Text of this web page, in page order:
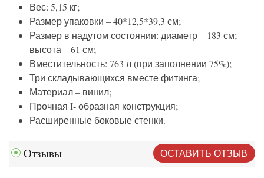
Вес: 5,15 кг;
Размер упаковки – 40*12,5*39,3 см;
Размер в надутом состоянии: диаметр – 183 см;
высота – 61 см;
Вместительность: 763 л (при заполнении 75%);
Три складывающихся вместе фитинга;
Материал – винил;
Прочная I- образная конструкция;
Расширенные боковые стенки.
Отзывы ОСТАВИТЬ ОТЗЫВ